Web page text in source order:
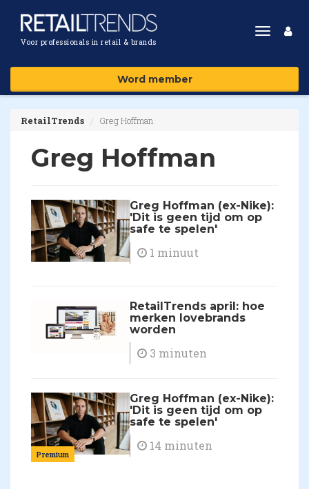
Voor professionals in retail & brands
Toggle
Word member
RetailTrends Greg Hoffman
Greg Hoffman
Greg Hoffman (ex-Nike):
'Dit is geen tijd om op
safe te spelen'
1 minuut
RetailTrends april: hoe
merken lovebrands
worden
3 minuten
Premium
Greg Hoffman (ex-Nike):
'Dit is geen tijd om op
safe te spelen'
14 minuten